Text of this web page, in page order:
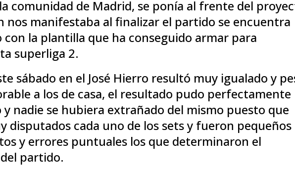
comunidad de Madrid, se ponía al frente del
nos manifestaba al finalizar el partido se encuentra
con la plantilla que ha conseguido armar para
superliga 2.
sábado en el José Hierro resultó muy igualado y
a los de casa, el resultado pudo perfectamente
nadie se hubiera extrañado del mismo puesto que
disputados cada uno de los sets y fueron pequeños
y errores puntuales los que determinaron el
partido.